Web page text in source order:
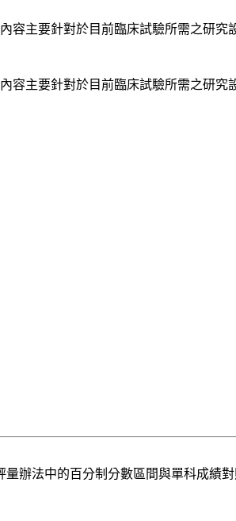
容主要針對於目前臨床試驗所需之研
容主要針對於目前臨床試驗所需之研
辦法中的百分制分數區間與單科成績